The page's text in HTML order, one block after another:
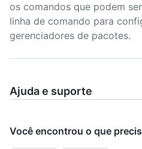
os comandos que podem
linha de comando para
gerenciadores de pacotes.
Ajuda e suporte
Você encontrou o que